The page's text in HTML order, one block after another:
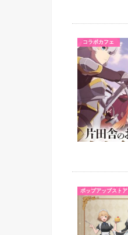
コラボカフェ
ポップアップストア